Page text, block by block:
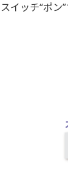
スイッチ“ポン